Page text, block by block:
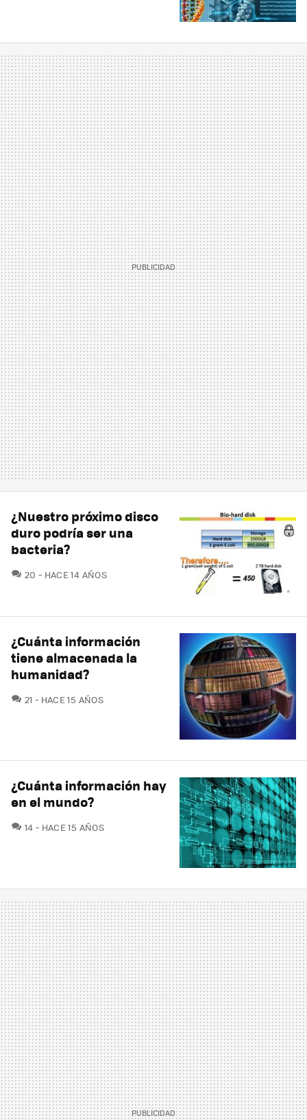
¿Nuestro próximo disco
duro podría ser una
bacteria?
20 COMENTARIOS
HACE 14 AÑOS
¿Cuánta información
tiene almacenada la
humanidad?
21 COMENTARIOS
HACE 15 AÑOS
¿Cuánta información hay
en el mundo?
14 COMENTARIOS
HACE 15 AÑOS